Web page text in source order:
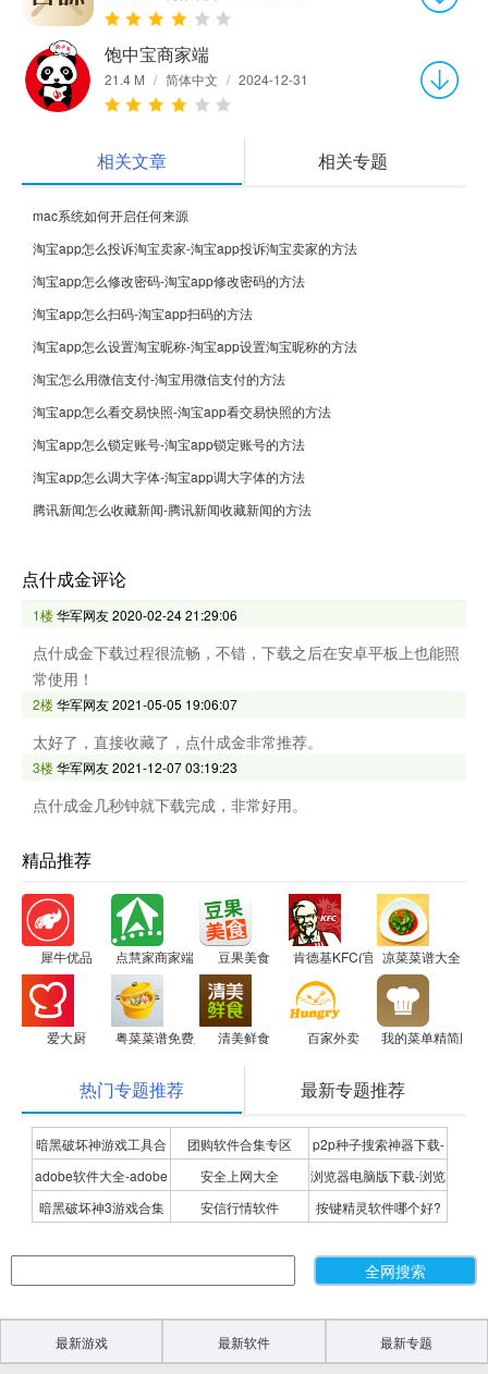
饱中宝商家端
21.4 M / 简体中文 / 2024-12-31
相关文章 相关专题
mac系统如何开启任何来源
淘宝app怎么投诉淘宝卖家-淘宝app投诉淘宝卖家的方法
淘宝app怎么修改密码-淘宝app修改密码的方法
淘宝app怎么扫码-淘宝app扫码的方法
淘宝app怎么设置淘宝昵称-淘宝app设置淘宝昵称的方法
淘宝怎么用微信支付-淘宝用微信支付的方法
淘宝app怎么看交易快照-淘宝app看交易快照的方法
淘宝app怎么锁定账号-淘宝app锁定账号的方法
淘宝app怎么调大字体-淘宝app调大字体的方法
腾讯新闻怎么收藏新闻-腾讯新闻收藏新闻的方法
点什成金评论
1楼华军网友2020-02-24 21:29:06
点什成金下载过程很流畅，不错，下载之后在安卓平板上也能照
常使用！
2楼华军网友2021-05-05 19:06:07
太好了，直接收藏了，点什成金非常推荐。
3楼华军网友2021-12-07 03:19:23
点什成金几秒钟就下载完成，非常好用。
精品推荐
犀牛优品 点慧家商家端 豆果美食 肯德基KFC(官方版）凉菜菜谱大全
爱大厨 粤菜菜谱免费版 清美鲜食 百家外卖 我的菜单精简版
热门专题推荐 最新专题推荐
暗黑破坏神游戏工具合
集
团购软件合集专区
p2p种子搜索神器下载-
P2P种子搜索神器专题
adobe软件大全-adobe
全系列软件下载-adobe
安全上网大全
浏览器电脑版下载-浏览
器下载合集
暗黑破坏神3游戏合集 安信行情软件
按键精灵软件哪个好?
最新游戏 最新软件 最新专题